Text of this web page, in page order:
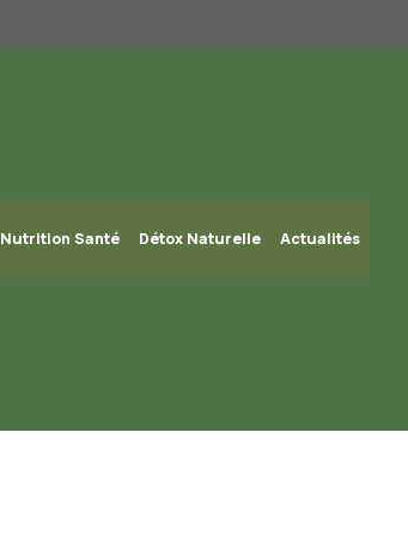
Nutrition Santé Détox Naturelle Actualités